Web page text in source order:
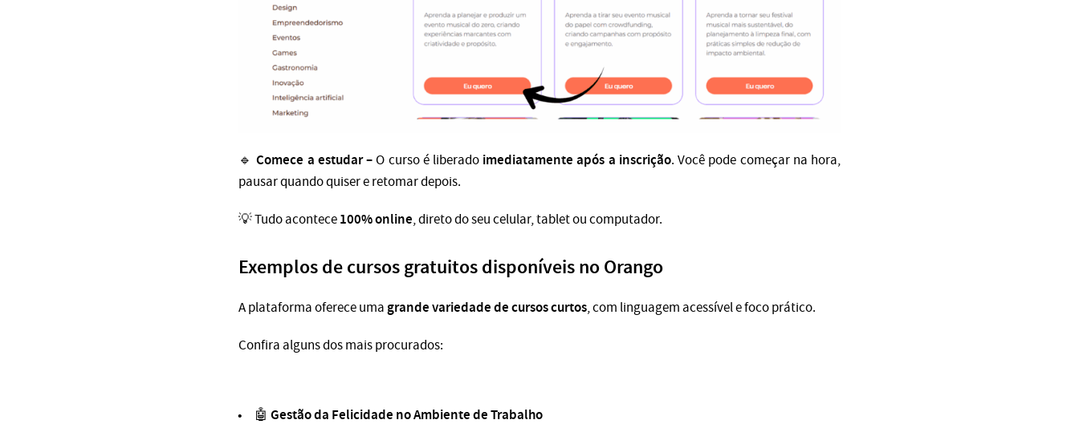
🔹Comece a estudar –O curso é liberado imediatamente após a inscrição. Você pode começar na hora,
pausar quando quiser e retomar depois.
💡 Tudo acontece100% online, direto do seu celular, tablet ou computador.
Exemplos de cursos gratuitos disponíveis no Orango
A plataforma oferece uma grande variedade de cursos curtos, com linguagem acessível e foco prático.
Confira alguns dos mais procurados:
🤖 Gestão da Felicidade no Ambiente de Trabalho